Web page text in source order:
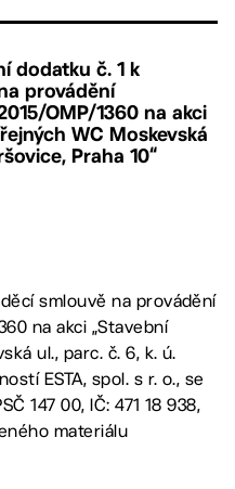
dodatku č. 1 k
provádění
OMP/1360 na akci
WC Moskevská
Praha 10“
smlouvě na provádění
na akci „Stavební
ul., parc. č. 6, k. ú.
ESTA, spol. s r. o., se
147 00, IČ: 471 18 938,
materiálu